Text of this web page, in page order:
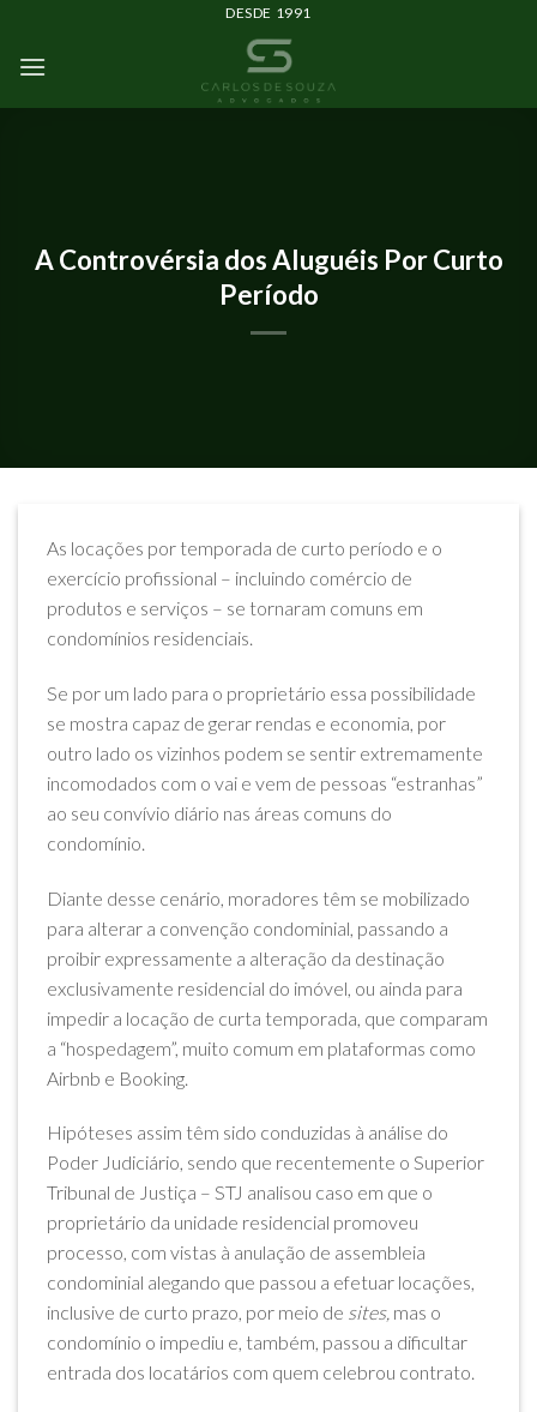
DESDE 1991
A Controvérsia dos Aluguéis Por Curto
Período
As locações por temporada de curto período e o
exercício profissional – incluindo comércio de
produtos e serviços – se tornaram comuns em
condomínios residenciais.
Se por um lado para o proprietário essa possibilidade
se mostra capaz de gerar rendas e economia, por
outro lado os vizinhos podem se sentir extremamente
incomodados com o vai e vem de pessoas “estranhas”
ao seu convívio diário nas áreas comuns do
condomínio.
Diante desse cenário, moradores têm se mobilizado
para alterar a convenção condominial, passando a
proibir expressamente a alteração da destinação
exclusivamente residencial do imóvel, ou ainda para
impedir a locação de curta temporada, que comparam
a “hospedagem”, muito comum em plataformas como
Airbnb e Booking.
Hipóteses assim têm sido conduzidas à análise do
Poder Judiciário, sendo que recentemente o Superior
Tribunal de Justiça – STJ analisou caso em que o
proprietário da unidade residencial promoveu
processo, com vistas à anulação de assembleia
condominial alegando que passou a efetuar locações,
inclusive de curto prazo, por meio de sites, mas o
condomínio o impediu e, também, passou a dificultar
entrada dos locatários com quem celebrou contrato.